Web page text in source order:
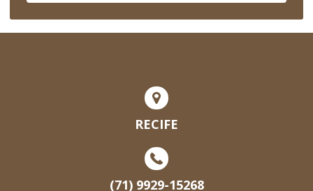
RECIFE
(71) 9929-15268